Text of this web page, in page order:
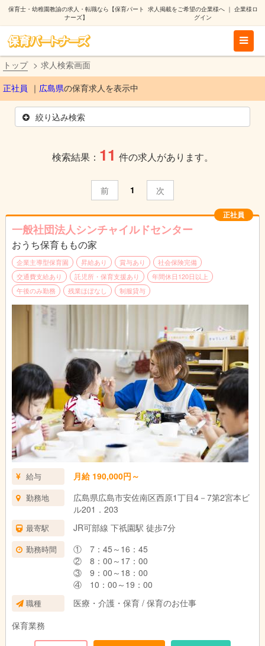
保育士・幼稚園教諭の求人・転職なら【保育パート
ナーズ】
求人掲載をご希望の企業様へ｜ 企業様ロ
グイン
トップ 求人検索画面
正社員 広島県の保育求人を表示中
絞り込み検索
検索結果： 11 件の求人があります。
前 1 次
正社員
一般社団法人シンチャイルドセンター
おうち保育ももの家
企業主導型保育園 昇給あり 賞与あり
社会保険完備
交通費支給あり
託児所・保育支援あり
年間休日120日以上
午後のみ勤務
残業ほぼなし 制服貸与
給与 月給 190,000円～
勤務地
広島県広島市安佐南区西原1丁目4－7第2宮本ビ
ル201．203
最寄駅 JR可部線 下祇園駅 徒歩7分
勤務時間
① 7：45～16：45
② 8：00～17：00
③ 9：00～18：00
④ 10：00～19：00
職種
医療・介護・保育 / 保育のお仕事
保育業務